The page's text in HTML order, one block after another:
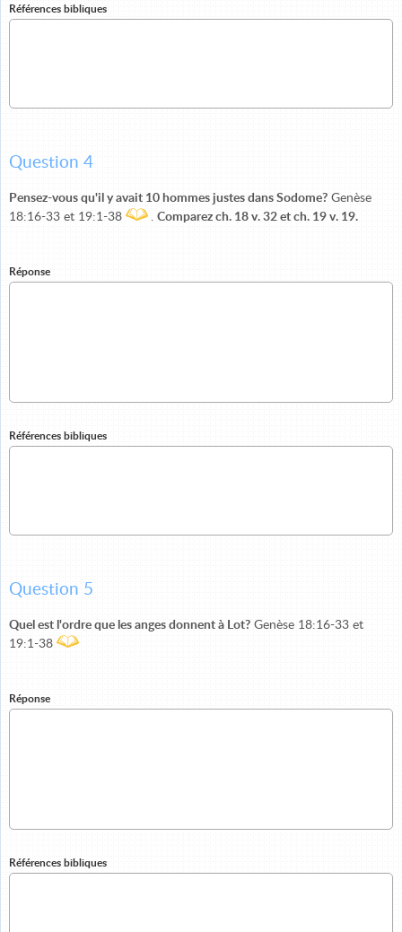
Références bibliques
Question 4
Pensez-vous qu'il y avait 10 hommes justes dans Sodome? Genèse
18:16-33 et 19:1-38
Comparez ch. 18 v. 32 et ch. 19 v. 19.
Réponse
Références bibliques
Question 5
Quel est l'ordre que les anges donnent à Lot? Genèse 18:16-33 et
19:1-38
Réponse
Références bibliques